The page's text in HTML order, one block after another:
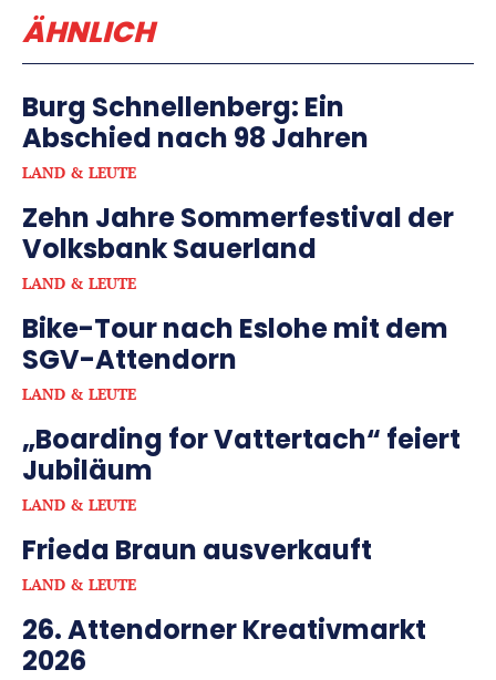
ÄHNLICH
Burg Schnellenberg: Ein
Abschied nach 98 Jahren
LAND & LEUTE
Zehn Jahre Sommerfestival der
Volksbank Sauerland
LAND & LEUTE
Bike-Tour nach Eslohe mit dem
SGV-Attendorn
LAND & LEUTE
„Boarding for Vattertach“ feiert
Jubiläum
LAND & LEUTE
Frieda Braun ausverkauft
LAND & LEUTE
26. Attendorner Kreativmarkt
2026